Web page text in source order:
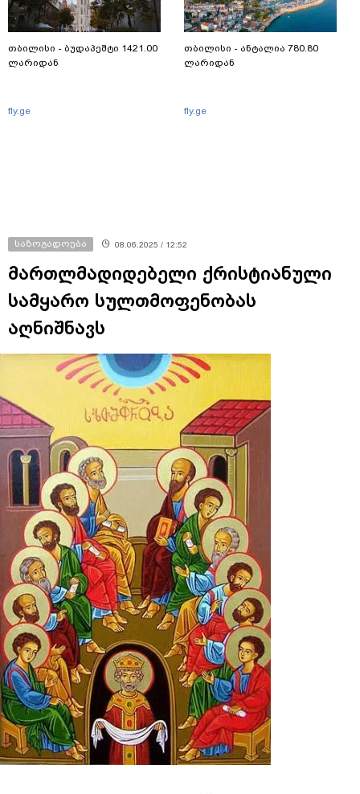
თბილისი - ბუდაპეშტი 1421.00
ლარიდან
fly.ge
თბილისი - ანტალია 780.80
ლარიდან
fly.ge
საზოგადოება 08.06.2025 / 12:52
მართლმადიდებელი ქრისტიანული
სამყარო სულთმოფენობას
აღნიშნავს